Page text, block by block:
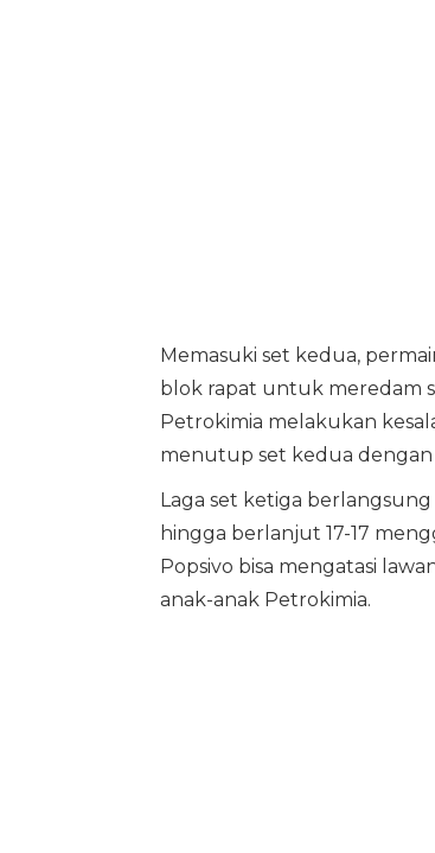
Memasuki set kedua,
blok rapat untuk meredam
Petrokimia melakukan
menutup set kedua dengan
Laga set ketiga
hingga berlanjut 17-17
Popsivo bisa mengatasi
anak-anak Petrokimia.